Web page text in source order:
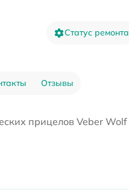
Статус ремонта
Отзывы
прицелов Veber Wolf